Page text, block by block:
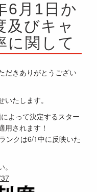
6月1日か
及びキャ
に関して
だきありがとうござい
たします。
よって決定するスター
用されます！
ンクは6/1中に反映いた